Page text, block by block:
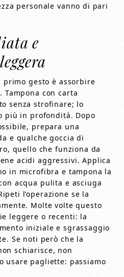
personale vanno di pari
e
primo gesto è assorbire
Tampona con carta
senza strofinare; lo
più in profondità. Dopo
prepara una
e qualche goccia di
quello che funziona da
acidi aggressivi. Applica
in microfibra e tampona la
acqua pulita e asciuga
l’operazione se la
Molte volte questo
leggere o recenti: la
iniziale e sgrassaggio
Se noti però che la
schiarisce, non
usare pagliette: passiamo